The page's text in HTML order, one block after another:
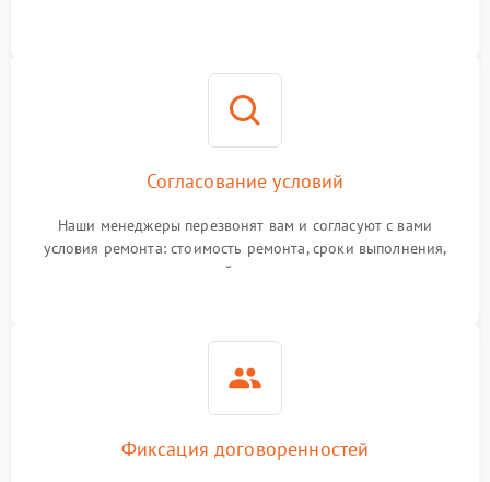
Согласование условий
Наши менеджеры перезвонят вам и согласуют с вами
условия ремонта: стоимость ремонта, сроки выполнения,
гарантийные условия
Фиксация договоренностей